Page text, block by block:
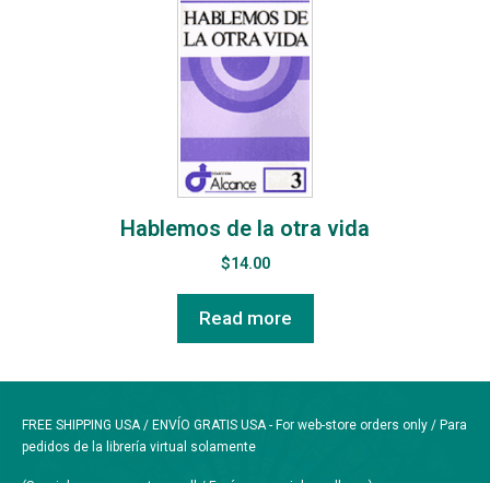
Hablemos de la otra vida
$14.00
Read more
FREE SHIPPING USA / ENVÍO GRATIS USA - For web-store orders only / Para
pedidos de la librería virtual solamente